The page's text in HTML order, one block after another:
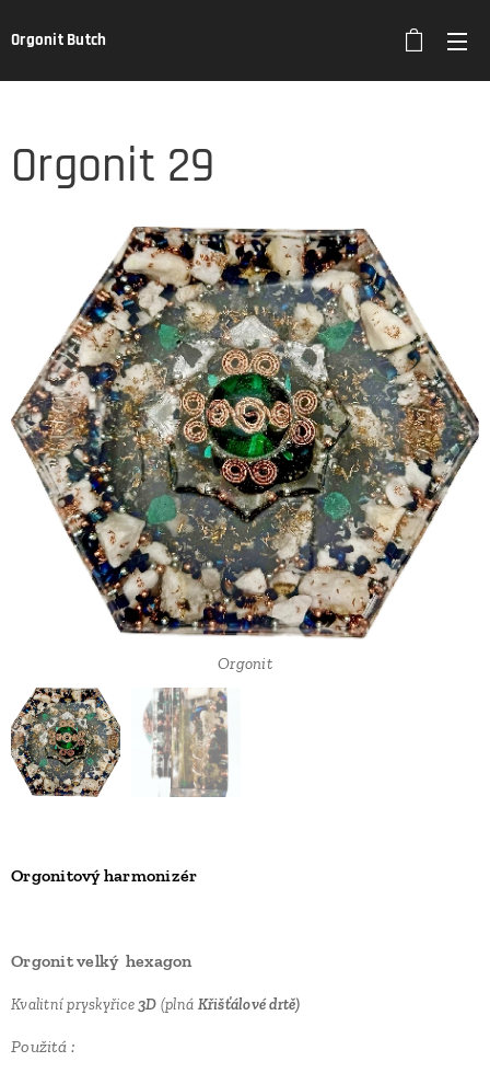
Orgonit Butch
Orgonit 29
Orgonit
Orgonitový harmonizér
Orgonit velký hexagon
Kvalitní pryskyřice3D (plná Křišťálové drtě)
Použitá :